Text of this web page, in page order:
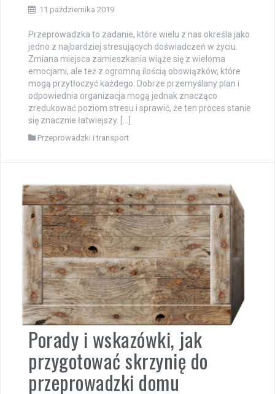
11 października 2019
Przeprowadzka to zadanie, które wielu z nas określa jako
jedno z najbardziej stresujących doświadczeń w życiu.
Zmiana miejsca zamieszkania wiąże się z wieloma
emocjami, ale też z ogromną ilością obowiązków, które
mogą przytłoczyć każdego. Dobrze przemyślany plan i
odpowiednia organizacja mogą jednak znacząco
zredukować poziom stresu i sprawić, że ten proces stanie
się znacznie łatwiejszy. […]
Przeprowadzki i transport
Porady i wskazówki, jak
przygotować skrzynię do
przeprowadzki domu